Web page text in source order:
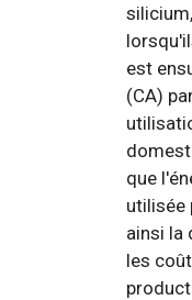
est
(CA)
que
utilisée
ainsi la
les